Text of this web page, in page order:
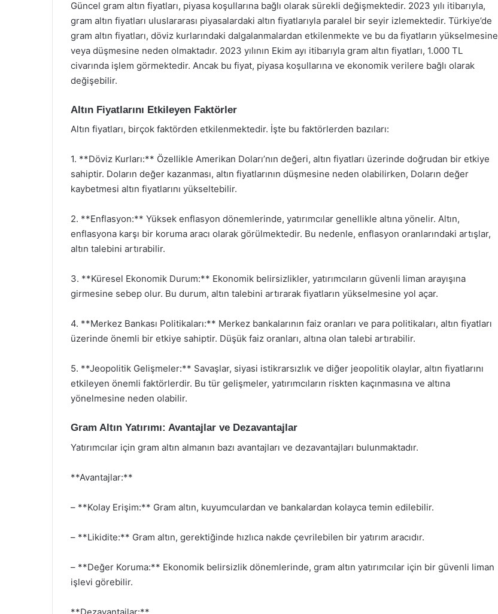
Güncel gram altın fiyatları, piyasa koşullarına bağlı olarak sürekli değişmektedir. 2023 yılı itibarıyla,
gram altın fiyatları uluslararası piyasalardaki altın fiyatlarıyla paralel bir seyir izlemektedir. Türkiye’de
gram altın fiyatları, döviz kurlarındaki dalgalanmalardan etkilenmekte ve bu da fiyatların yükselmesine
veya düşmesine neden olmaktadır. 2023 yılının Ekim ayı itibarıyla gram altın fiyatları, 1.000 TL
civarında işlem görmektedir. Ancak bu fiyat, piyasa koşullarına ve ekonomik verilere bağlı olarak
değişebilir.
Altın Fiyatlarını Etkileyen Faktörler
Altın fiyatları, birçok faktörden etkilenmektedir. İşte bu faktörlerden bazıları:
1. **Döviz Kurları:** Özellikle Amerikan Doları’nın değeri, altın fiyatları üzerinde doğrudan bir etkiye
sahiptir. Doların değer kazanması, altın fiyatlarının düşmesine neden olabilirken, Doların değer
kaybetmesi altın fiyatlarını yükseltebilir.
2. **Enflasyon:** Yüksek enflasyon dönemlerinde, yatırımcılar genellikle altına yönelir. Altın,
enflasyona karşı bir koruma aracı olarak görülmektedir. Bu nedenle, enflasyon oranlarındaki artışlar,
altın talebini artırabilir.
3. **Küresel Ekonomik Durum:** Ekonomik belirsizlikler, yatırımcıların güvenli liman arayışına
girmesine sebep olur. Bu durum, altın talebini artırarak fiyatların yükselmesine yol açar.
4. **Merkez Bankası Politikaları:** Merkez bankalarının faiz oranları ve para politikaları, altın fiyatları
üzerinde önemli bir etkiye sahiptir. Düşük faiz oranları, altına olan talebi artırabilir.
5. **Jeopolitik Gelişmeler:** Savaşlar, siyasi istikrarsızlık ve diğer jeopolitik olaylar, altın fiyatlarını
etkileyen önemli faktörlerdir. Bu tür gelişmeler, yatırımcıların riskten kaçınmasına ve altına
yönelmesine neden olabilir.
Gram Altın Yatırımı: Avantajlar ve Dezavantajlar
Yatırımcılar için gram altın almanın bazı avantajları ve dezavantajları bulunmaktadır.
**Avantajlar:**
– **Kolay Erişim:** Gram altın, kuyumculardan ve bankalardan kolayca temin edilebilir.
– **Likidite:** Gram altın, gerektiğinde hızlıca nakde çevrilebilen bir yatırım aracıdır.
– **Değer Koruma:** Ekonomik belirsizlik dönemlerinde, gram altın yatırımcılar için bir güvenli liman
işlevi görebilir.
**Dezavantajlar:**